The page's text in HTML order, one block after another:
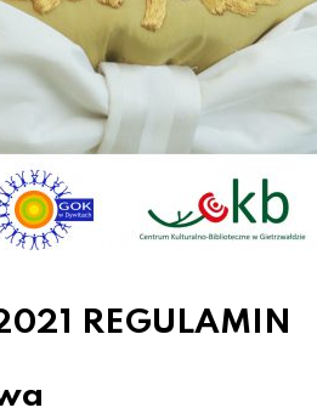
REGULAMIN